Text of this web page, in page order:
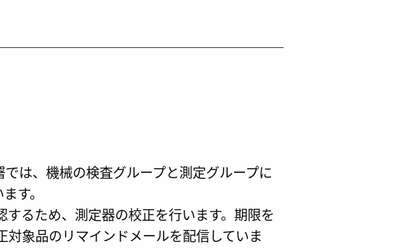
は、機械の検査グループと測定グループに
す。
るため、測定器の校正を行います。期限を
象品のリマインドメールを配信していま